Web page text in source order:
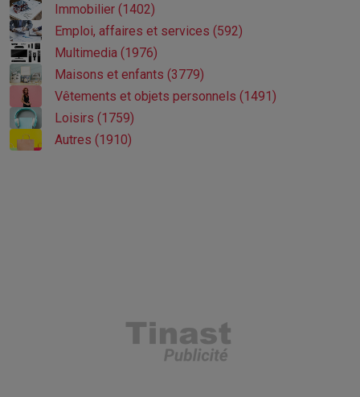
Immobilier (1402)
Emploi, affaires et services (592)
Multimedia (1976)
Maisons et enfants (3779)
Vêtements et objets personnels (1491)
Loisirs (1759)
Autres (1910)